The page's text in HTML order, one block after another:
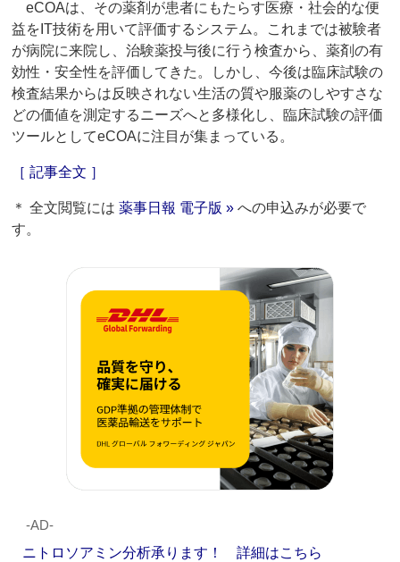
eCOAは、その薬剤が患者にもたらす医療・社会的な便
益をIT技術を用いて評価するシステム。これまでは被験者
が病院に来院し、治験薬投与後に行う検査から、薬剤の有
効性・安全性を評価してきた。しかし、今後は臨床試験の
検査結果からは反映されない生活の質や服薬のしやすさな
どの価値を測定するニーズへと多様化し、臨床試験の評価
ツールとしてeCOAに注目が集まっている。
［ 記事全文 ］
＊ 全文閲覧には薬事日報 電子版 » への申込みが必要で
す。
‐AD‐
ニトロソアミン分析承ります！ 詳細はこちら